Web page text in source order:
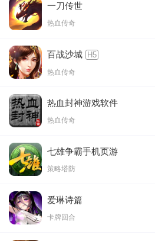
一刀传世
热血传奇
百战沙城 H5
热血传奇
热血封神游戏软件
热血传奇
七雄争霸手机页游
策略塔防
爱琳诗篇
卡牌回合